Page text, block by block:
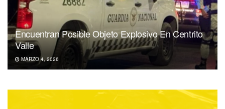
Encuentran Posible Objeto Explosivo En Centrito
Valle
MARZO 4, 2026